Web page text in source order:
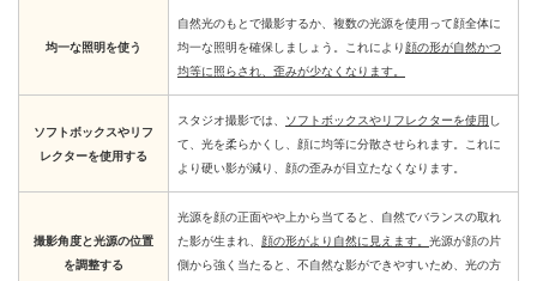
均一な照明を使う
自然光のもとで撮影するか、複数の光源を使用って顔全体に
均一な照明を確保しましょう。これにより顔の形が自然かつ
均等に照らされ、歪みが少なくなります。
ソフトボックスやリフ
レクターを使用する
スタジオ撮影では、 ソフトボックスやリフレクターを使用 し
て、光を柔らかくし、顔に均等に分散させられます。これに
より硬い影が減り、顔の歪みが目立たなくなります。
撮影角度と光源の位置
を調整する
光源を顔の正面やや上から当てると、自然でバランスの取れ
た影が生まれ、 顔の形がより自然に見えます。 光源が顔の片
側から強く当たると、不自然な影ができやすいため、光の方